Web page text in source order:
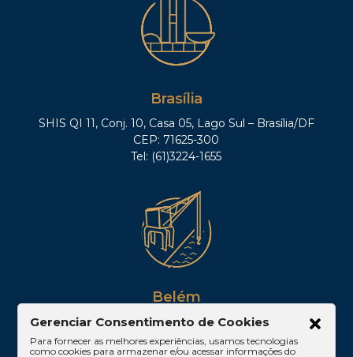
Brasília
SHIS QI 11, Conj. 10, Casa 05, Lago Sul – Brasília/DF
CEP: 71625-300
Tel: (61)3224-1655
Belém
Av. Visconde de Souza Franco, 05, Sala 2102 –
Edifício Quadra Corporate, Umarizal – Belém/PA
Gerenciar Consentimento de Cookies
Para fornecer as melhores experiências, usamos tecnologias
como cookies para armazenar e/ou acessar informações do